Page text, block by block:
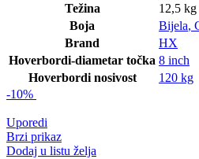
Težina
12,5 kg
Boja
Bijela,
Brand
HX
Hoverbordi-diametar točka 8 inch
Hoverbordi nosivost
120 kg
-10%
Uporedi
Brzi prikaz
Dodaj u listu želja